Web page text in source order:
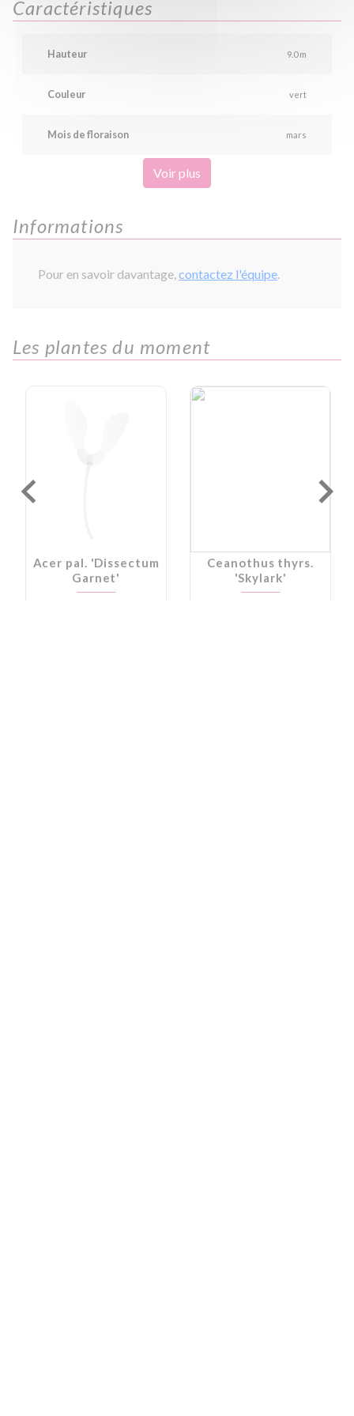
Caractéristiques
Hauteur 9.0 m
Couleur vert
Mois de floraison mars
Voir plus
Informations
Pour en savoir davantage,contactez l'équipe.
Les plantes du moment
Acer pal. 'Dissectum
Garnet'
Ceanothus thyrs.
'Skylark'